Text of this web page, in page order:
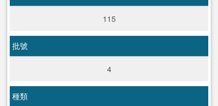
115
批號
4
種類